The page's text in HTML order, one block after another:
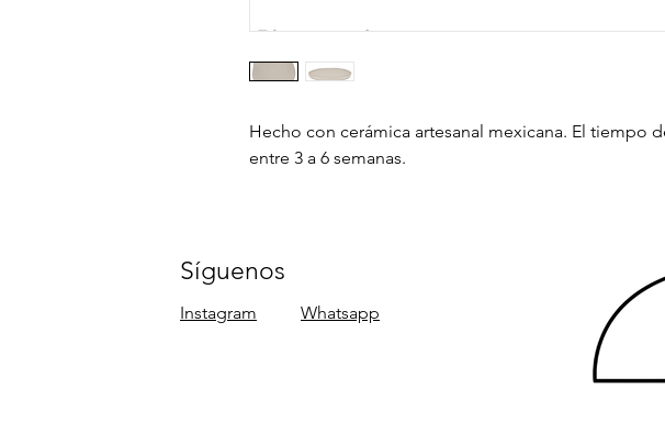
Hecho con cerámica artesanal mexicana. El tiempo
entre 3 a 6 semanas.
Síguenos
Instagram Whatsapp